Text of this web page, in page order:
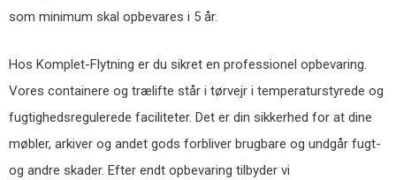
som minimum skal opbevares i 5 år.
Hos Komplet-Flytning er du sikret en professionel opbevaring.
Vores containere og trælifte står i tørvejr i temperaturstyrede og
fugtighedsregulerede faciliteter. Det er din sikkerhed for at dine
møbler, arkiver og andet gods forbliver brugbare og undgår fugt-
og andre skader. Efter endt opbevaring tilbyder vi